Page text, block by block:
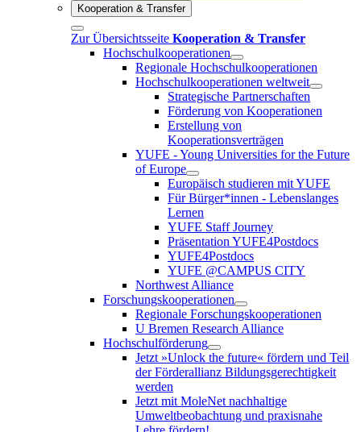
Kooperation & Transfer
Zur Übersichtsseite Kooperation & Transfer
Hochschulkooperationen
Regionale Hochschulkooperationen
Hochschulkooperationen weltweit
Strategische Partnerschaften
Förderung von Kooperationen
Erstellung von
Kooperationsverträgen
YUFE - Young Universities for the Future
of Europe
Europäisch studieren mit YUFE
Für Bürger*innen - Lebenslanges
Lernen
YUFE Staff Journey
Präsentation YUFE4Postdocs
YUFE4Postdocs
YUFE @CAMPUS CITY
Northwest Alliance
Forschungskooperationen
Regionale Forschungskooperationen
U Bremen Research Alliance
Hochschulförderung
Jetzt »Unlock the future« fördern und Teil
der Förderallianz Bildungsgerechtigkeit
werden
Jetzt mit MoleNet nachhaltige
Umweltbeobachtung und praxisnahe